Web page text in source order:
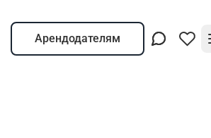
Арендодателям